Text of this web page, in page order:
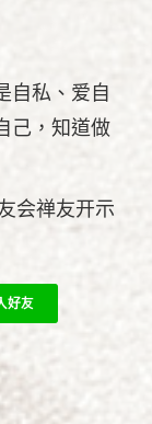
自私、爱自
己，知道做
会禅友开示